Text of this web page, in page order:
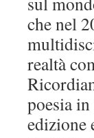
che nel
realtà
poesia
edizione